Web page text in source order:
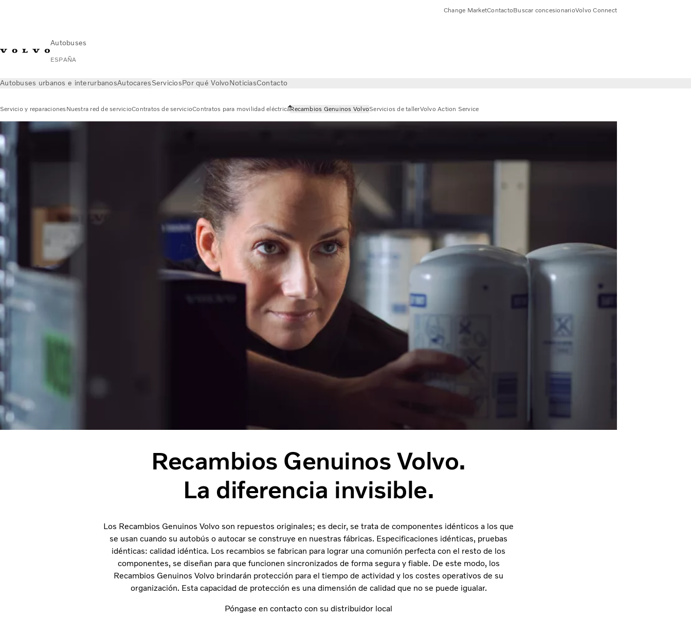
Autobuses
ESPAÑA
Change MarketContactoBuscar concesionarioVolvo Connect
Autobuses urbanos e interurbanosAutocaresServiciosPor qué VolvoNoticiasContacto
Servicio y reparacionesNuestra red de servicioContratos de servicioContratos para movilidad eléctricaRecambios Genuinos VolvoServicios de tallerVolvo Action Service
Recambios Genuinos Volvo.
La diferencia invisible.
Los Recambios Genuinos Volvo son repuestos originales; es decir, se trata de componentes idénticos a los que
se usan cuando su autobús o autocar se construye en nuestras fábricas. Especificaciones idénticas, pruebas
idénticas: calidad idéntica. Los recambios se fabrican para lograr una comunión perfecta con el resto de los
componentes, se diseñan para que funcionen sincronizados de forma segura y fiable. De este modo, los
Recambios Genuinos Volvo brindarán protección para el tiempo de actividad y los costes operativos de su
organización. Esta capacidad de protección es una dimensión de calidad que no se puede igualar.
Póngase en contacto con su distribuidor local